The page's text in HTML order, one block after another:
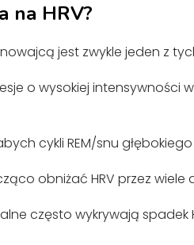
na HRV?
jest zwykle jeden z
o wysokiej intensywności
cykli REM/snu
obniżać HRV przez wiele
często wykrywają spadek